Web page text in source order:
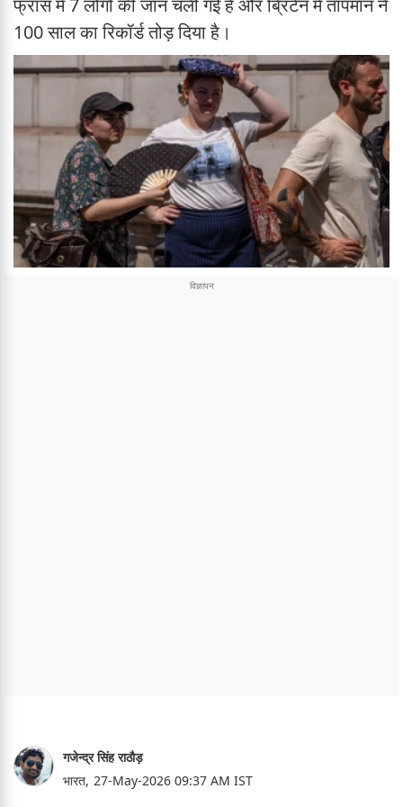
फ्रांस में 7 लोगों की जान चली गई है और ब्रिटेन में तापमान ने
100 साल का रिकॉर्ड तोड़ दिया है।
गजेन्द्र सिंह राठौड़
भारत, 27-May-2026 09:37 AM IST